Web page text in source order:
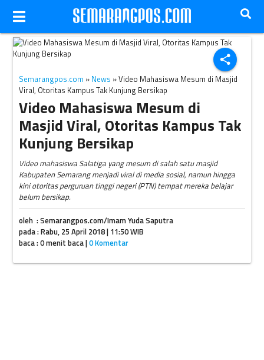
share
Ilustrasi video mesum (dok. Solopos)
Semarangpos.com » News » Video Mahasiswa Mesum di Masjid
Viral, Otoritas Kampus Tak Kunjung Bersikap
Video Mahasiswa Mesum di
Masjid Viral, Otoritas Kampus Tak
Kunjung Bersikap
Video mahasiswa Salatiga yang mesum di salah satu masjid
Kabupaten Semarang menjadi viral di media sosial, namun hingga
kini otoritas perguruan tinggi negeri (PTN) tempat mereka belajar
belum bersikap.
oleh : Semarangpos.com/Imam Yuda Saputra
pada : Rabu, 25 April 2018 | 11:50 WIB
baca : 0 menit baca |0 Komentar